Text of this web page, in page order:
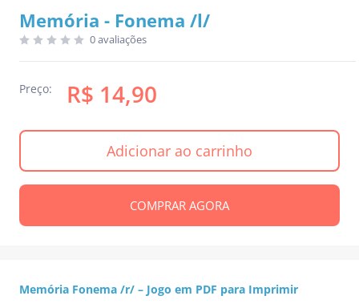
Memória - Fonema /l/
0 avaliações
Preço: R$ 14,90
Adicionar ao carrinho
COMPRAR AGORA
Memória Fonema /r/ – Jogo em PDF para Imprimir